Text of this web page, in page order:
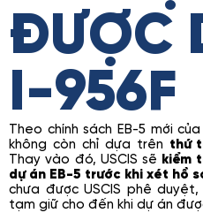
ĐƯỢC
I-956F
Theo chính sách EB-5 mới
không còn chỉ dựa trên thứ
Thay vào đó, USCIS sẽ kiểm
dự án EB-5 trước khi xét hồ
chưa được USCIS phê
tạm giữ cho đến khi dự án